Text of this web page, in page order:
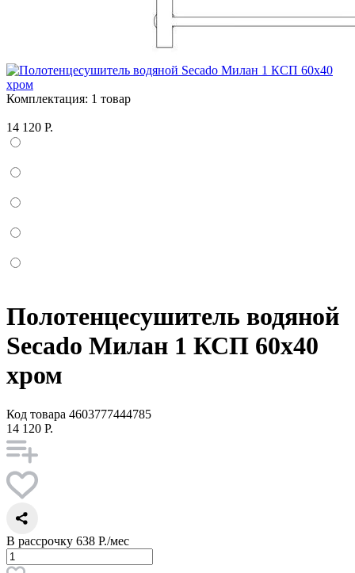
Комплектация: 1 товар
14 120 Р.
Полотенцесушитель водяной
Secado Милан 1 КСП 60x40
хром
Код товара 4603777444785
14 120 Р.
В рассрочку 638 Р./мес